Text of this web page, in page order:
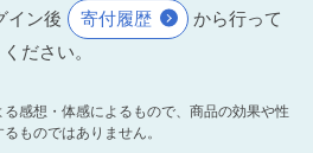
イン後 寄付履歴
から行って
ください。
感想・体感によるもので、商品の効果や性
ものではありません。